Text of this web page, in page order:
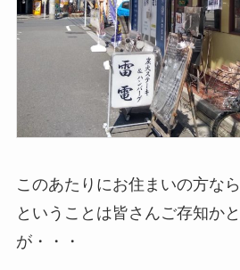
このあたりにお住まいの方な
ということは皆さんご存知か
が・・・